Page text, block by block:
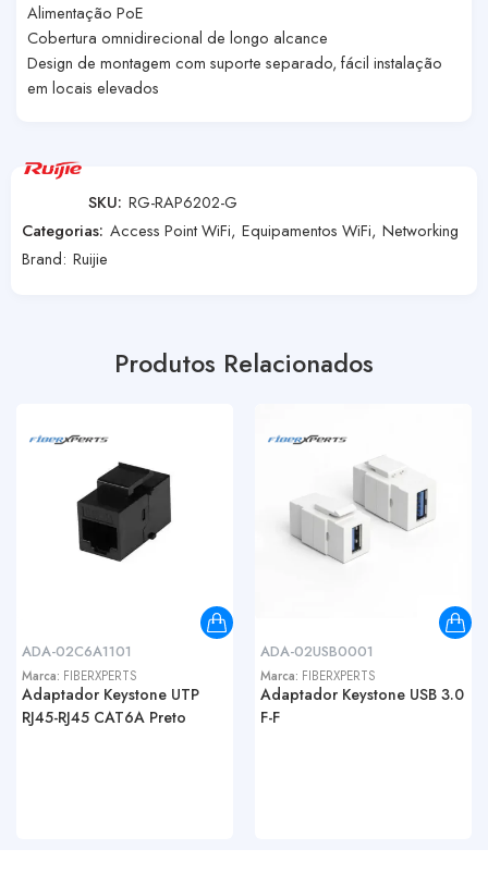
Alimentação PoE
Cobertura omnidirecional de longo alcance
Design de montagem com suporte separado, fácil instalação
em locais elevados
SKU: RG-RAP6202-G
Categorias: Access Point WiFi, Equipamentos WiFi, Networking
Brand: Ruijie
Produtos Relacionados
ADA-02C6A1101
Marca: FIBERXPERTS
Adaptador Keystone UTP
RJ45-RJ45 CAT6A Preto
ADA-02USB0001
Marca: FIBERXPERTS
Adaptador Keystone USB 3.0
F-F